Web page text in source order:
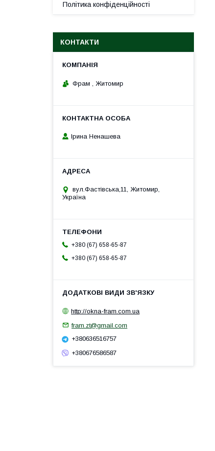
Політика конфіденційності
КОНТАКТИ
Фрам , Житомир
Ірина Ненашева
вул.Фастівська,11, Житомир,
Україна
+380 (67) 658-65-87
+380 (67) 658-65-87
http://okna-fram.com.ua
fram.zt@gmail.com
+380636516757
+380676586587